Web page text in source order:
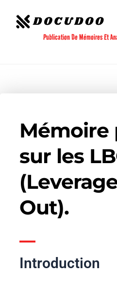
contenu
Publication De Mémoires Et
sur les
Out).
Introduction